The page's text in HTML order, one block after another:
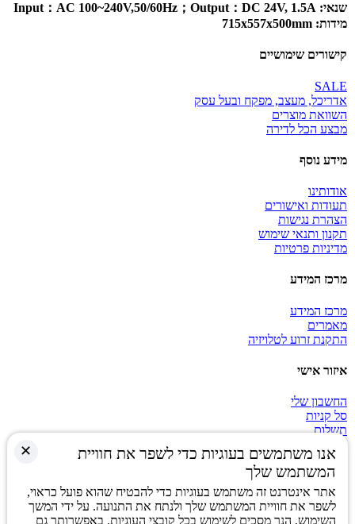
שנאי: Input：AC 100~240V,50/60Hz；Output：DC 24V, 1.5A
מידות: 715x557x500mm
קישורים שימושיים
SALE
אדריכל, מעצב, מפקח ובעל עסק
השוואת מוצרים
מבצע הכל לדירה
מידע נוסף
אודותינו
תעודות ואישורים
הצהרת נגישות
תקנון ותנאי שימוש
מדיניות פרטיות
מרכז המידע
מרכז המידע
מאמרים
התקנת זרוע לטלויזיה
איזור אישי
החשבון שלי
סל קניות
תשלום
הישארו מעודכנים
✕
אנו משתמשים בעוגיות כדי לשפר את חוויית
המשתמש שלך
אתר אינטרנט זה משתמש בעוגיות כדי להבטיח שהוא פועל כראוי,
לשפר את חוויית המשתמש שלך ולנתח את התנועה. על ידי המשך
השימוש, הנך מסכים לשימוש בכל קובצי העוגיות. באפשרותך גם